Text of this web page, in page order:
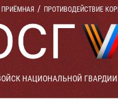
ПРОТИВОДЕЙСТВИЕ
НАЦИОНАЛЬНОЙ